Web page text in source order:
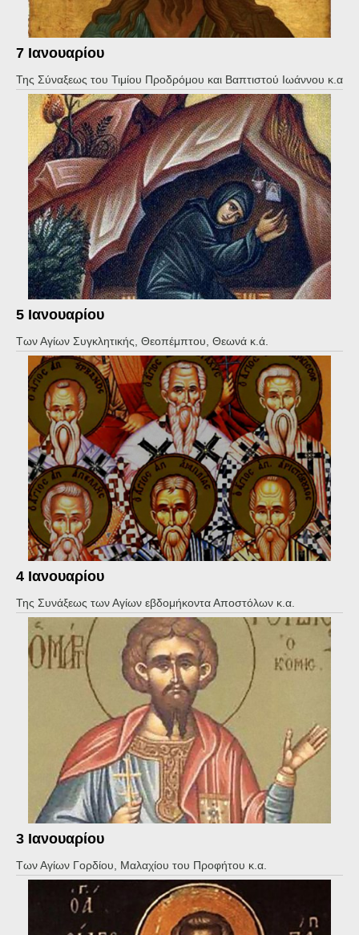
7 Ιανουαρίου
Της Σύναξεως του Τιμίου Προδρόμου και Βαπτιστού Ιωάννου κ.α
5 Ιανουαρίου
Των Αγίων Συγκλητικής, Θεοπέμπτου, Θεωνά κ.ά.
4 Ιανουαρίου
Της Συνάξεως των Αγίων εβδομήκοντα Αποστόλων κ.α.
3 Ιανουαρίου
Των Αγίων Γορδίου, Μαλαχίου του Προφήτου κ.α.